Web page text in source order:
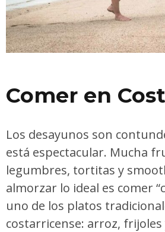
Comer en
Los desayunos son
está espectacular. Mucha
legumbres, tortitas y
almorzar lo ideal es comer
uno de los platos
costarricense: arroz,